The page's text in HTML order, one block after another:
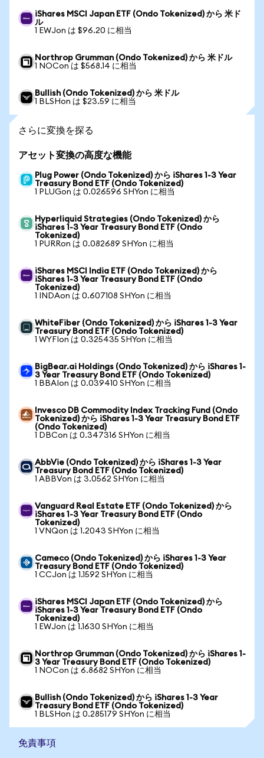
iShares MSCI Japan ETF (Ondo Tokenized) から 米ド
ル
1 EWJon は $96.20 に相当
Northrop Grumman (Ondo Tokenized) から 米ドル
1 NOCon は $568.14 に相当
Bullish (Ondo Tokenized) から 米ドル
1 BLSHon は $23.59 に相当
さらに変換を探る
アセット変換の高度な機能
Plug Power (Ondo Tokenized) から iShares 1-3 Year
Treasury Bond ETF (Ondo Tokenized)
1 PLUGon は 0.026596 SHYon に相当
Hyperliquid Strategies (Ondo Tokenized) から
iShares 1-3 Year Treasury Bond ETF (Ondo
Tokenized)
1 PURRon は 0.082689 SHYon に相当
iShares MSCI India ETF (Ondo Tokenized) から
iShares 1-3 Year Treasury Bond ETF (Ondo
Tokenized)
1 INDAon は 0.607108 SHYon に相当
WhiteFiber (Ondo Tokenized) から iShares 1-3 Year
Treasury Bond ETF (Ondo Tokenized)
1 WYFIon は 0.325435 SHYon に相当
BigBear.ai Holdings (Ondo Tokenized) から iShares 1-
3 Year Treasury Bond ETF (Ondo Tokenized)
1 BBAIon は 0.039410 SHYon に相当
Invesco DB Commodity Index Tracking Fund (Ondo
Tokenized) から iShares 1-3 Year Treasury Bond ETF
(Ondo Tokenized)
1 DBCon は 0.347316 SHYon に相当
AbbVie (Ondo Tokenized) から iShares 1-3 Year
Treasury Bond ETF (Ondo Tokenized)
1 ABBVon は 3.0562 SHYon に相当
Vanguard Real Estate ETF (Ondo Tokenized) から
iShares 1-3 Year Treasury Bond ETF (Ondo
Tokenized)
1 VNQon は 1.2043 SHYon に相当
Cameco (Ondo Tokenized) から iShares 1-3 Year
Treasury Bond ETF (Ondo Tokenized)
1 CCJon は 1.1592 SHYon に相当
iShares MSCI Japan ETF (Ondo Tokenized) から
iShares 1-3 Year Treasury Bond ETF (Ondo
Tokenized)
1 EWJon は 1.1630 SHYon に相当
Northrop Grumman (Ondo Tokenized) から iShares 1-
3 Year Treasury Bond ETF (Ondo Tokenized)
1 NOCon は 6.8682 SHYon に相当
Bullish (Ondo Tokenized) から iShares 1-3 Year
Treasury Bond ETF (Ondo Tokenized)
1 BLSHon は 0.285179 SHYon に相当
免責事項